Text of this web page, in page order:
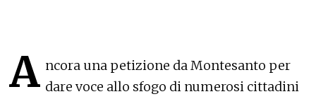
A ncora una petizione da Montesanto per
dare voce allo sfogo di numerosi cittadini